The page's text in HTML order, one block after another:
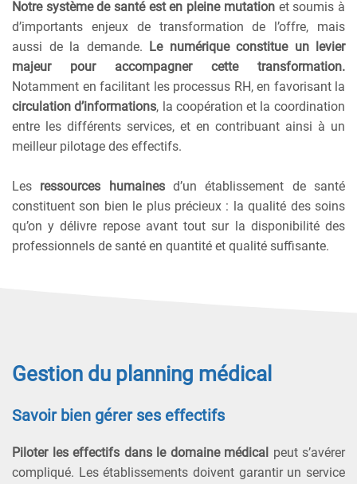
Notre système de santé est en pleine mutationet soumis à
d’importants enjeux de transformation de l’offre, mais
aussi de la demande. Le numérique constitue un levier
majeur
pour accompagner cette transformation.
Notamment en facilitant les processus RH, en favorisant la
circulation d’informations, la coopération et la coordination
entre les différents services, et en contribuant ainsi à un
meilleur pilotage des effectifs.
Les ressources humainesd’un établissement de santé
constituent son bien le plus précieux : la qualité des soins
qu’on y délivre repose avant tout sur la disponibilité des
professionnels de santé en quantité et qualité suffisante.
Gestion du planning médical
Savoir bien gérer ses effectifs
Piloter les effectifs dans le domaine médical peut s’avérer
compliqué. Les établissements doivent garantir un service